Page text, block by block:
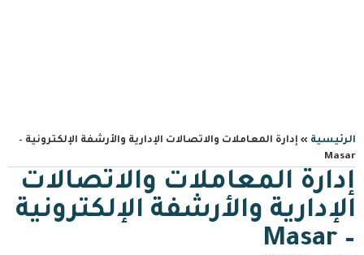
الرئيسية » إدارة المعاملات والاتصالات الإدارية والأرشفة الإلكترونية –
Masar
إدارة المعاملات والاتصالات
الإدارية والأرشفة الإلكترونية
– Masar